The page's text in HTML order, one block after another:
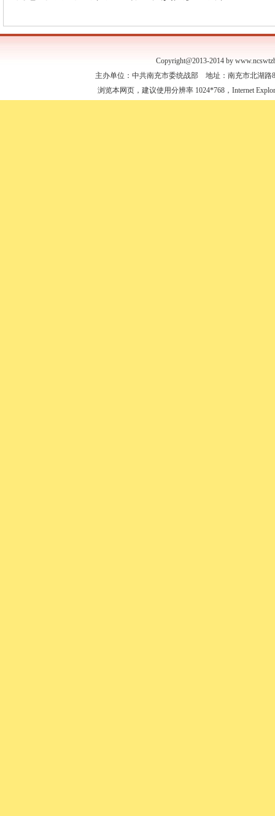
Copyright@2013-2014 by
主办单位：中共南充市委统战部 地址：南充市北湖
浏览本网页，建议使用分辨率 1024*768，Internet